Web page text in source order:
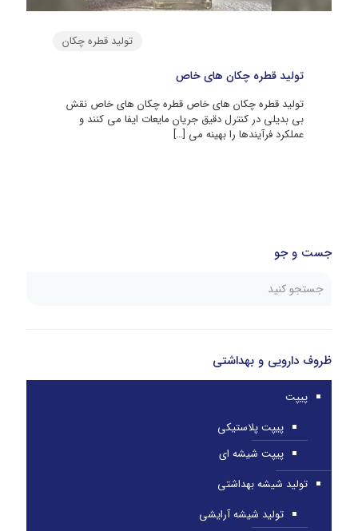
تولید قطره چکان
تولید قطره چکان های خاص
تولید قطره چکان های خاص قطره چکان های خاص نقش
بی‌ بدیلی در کنترل دقیق جریان مایعات ایفا می‌ کنند و
عملکرد فرآیندها را بهینه می‌ […]
جست و جو
ظروف دارویی و بهداشتی
پیپت
پیپت پلاستیکی
پیپت شیشه ای
تولید شیشه بهداشتی
تولید شیشه آرایشی